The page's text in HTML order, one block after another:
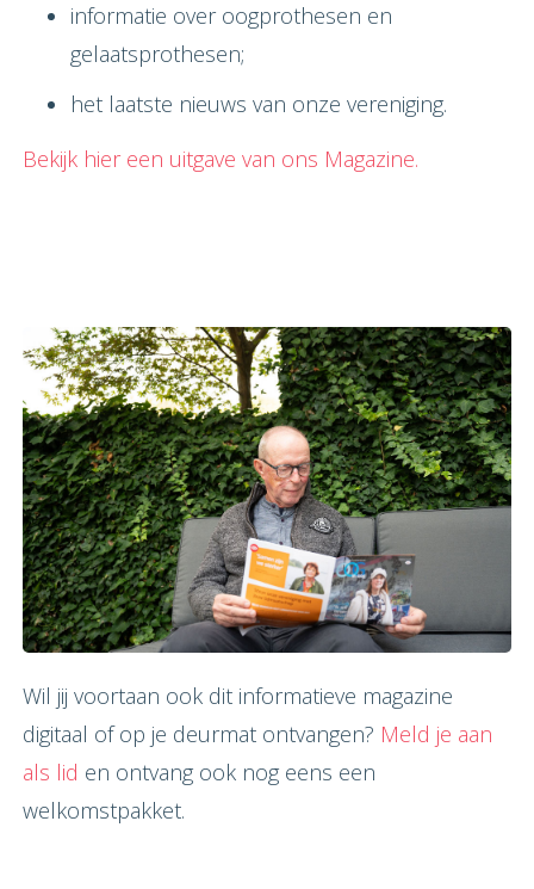
informatie over oogprothesen en
gelaatsprothesen;
het laatste nieuws van onze vereniging.
Bekijk hier een uitgave van ons Magazine.
Wil jij voortaan ook dit informatieve magazine
digitaal of op je deurmat ontvangen? Meld je aan
als lid en ontvang ook nog eens een
welkomstpakket.